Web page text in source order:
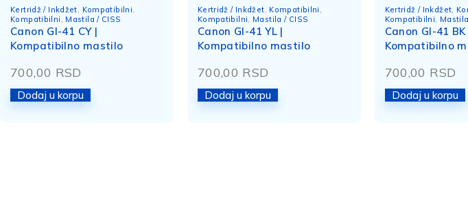
Kertridž / Inkdžet, Kompatibilni,
Kompatibilni , Mastila / CISS
Canon GI-41 CY |
Kompatibilno mastilo
700,00 RSD
Dodaj u korpu
Kertridž / Inkdžet, Kompatibilni ,
Kompatibilni, Mastila / CISS
Canon GI-41 YL |
Kompatibilno mastilo
700,00 RSD
Dodaj u korpu
Kertridž / Inkdžet,
Kompatibilni,
Canon GI-41 BK
Kompatibilno
700,00 RSD
Dodaj u korpu